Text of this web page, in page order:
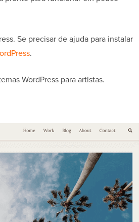
Se precisar de ajuda para instalar
.
WordPress para artistas.